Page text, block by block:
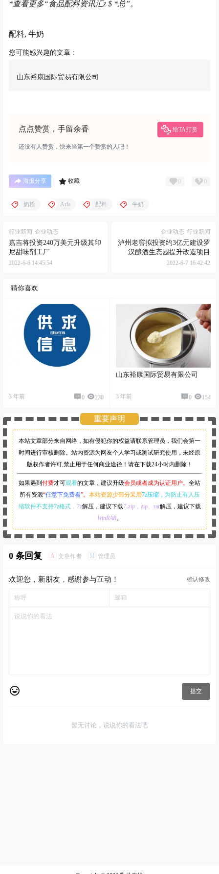
*查看更多“食品配料资讯汇z $ *总”。
配料, 牛奶
您可能感兴趣的文章：
山东裕康国际贸易有限公司
点点赞赏，手留余香 给TA打赏
还没有人赞赏，快来当第一个赞赏的人吧！
海报分享 收藏 0 0
奶粉 Arla 配料 牛奶
行业新闻 企业动态
嘉吉将投资240万美元升级其印
尼甜味剂工厂
2022-6-6 14:45:54
企业动态 行业新闻
泸州老窖拟投资约3亿元建设罗
汉酿酒生态园提升改造项目
2022-6-7 16:42:42
猜你喜欢
3 年前 0 230
山东裕康国际贸易有限公司
3 年前 0 154
重要声明
本站文章部分来自网络，如有侵犯你的权益请联系管理员， 我们会第一
时间进行审核删除。站内资源为网友个人学习或测试研究使用，未经原
版权作者许可,禁止用于任何商业途径！请在下载24小时内删除！
如果遇到 付费才可观看的文章，建议升级会员或者成为认证用户。 全站
所有资源“任意下免费看”。 本站资源少部分采用7z压缩， 为防止有人压
缩软件不支持7z格式，7z解压，建议下载7-zip，zip、rar解压，建议下载
WinRAR。
0 条回复 A 文章作者 M 管理员
欢迎您，新朋友，感谢参与互动！ 确认修改
提交
暂无讨论，说说你的看法吧